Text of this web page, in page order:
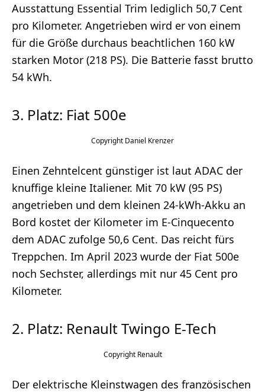
Ausstattung Essential Trim lediglich 50,7 Cent
pro Kilometer. Angetrieben wird er von einem
für die Größe durchaus beachtlichen 160 kW
starken Motor (218 PS). Die Batterie fasst brutto
54 kWh.
3. Platz: Fiat 500e
Daniel Krenzer
Einen Zehntelcent günstiger ist laut ADAC der
knuffige kleine Italiener. Mit 70 kW (95 PS)
angetrieben und dem kleinen 24-kWh-Akku an
Bord kostet der Kilometer im E-Cinquecento
dem ADAC zufolge 50,6 Cent. Das reicht fürs
Treppchen. Im April 2023 wurde der Fiat 500e
noch Sechster, allerdings mit nur 45 Cent pro
Kilometer.
2. Platz: Renault Twingo E-Tech
Renault
Der elektrische Kleinstwagen des französischen